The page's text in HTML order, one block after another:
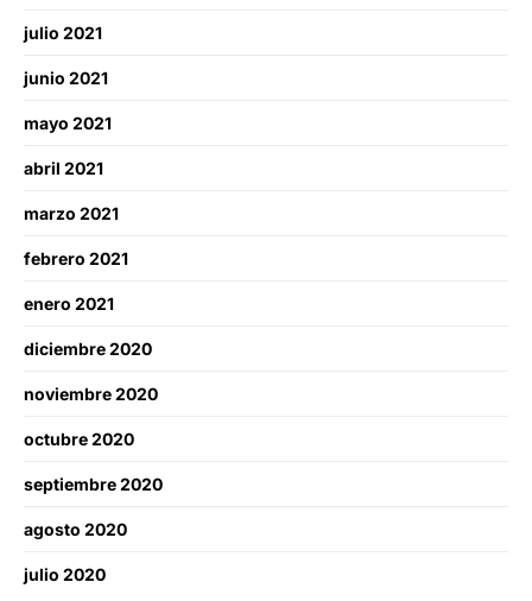
julio 2021
junio 2021
mayo 2021
abril 2021
marzo 2021
febrero 2021
enero 2021
diciembre 2020
noviembre 2020
octubre 2020
septiembre 2020
agosto 2020
julio 2020